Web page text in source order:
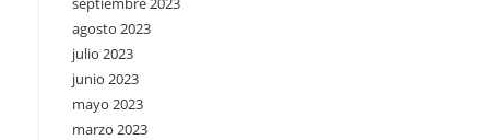
agosto 2023
julio 2023
junio 2023
mayo 2023
marzo 2023